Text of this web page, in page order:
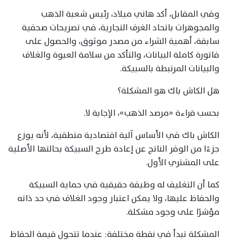
وفي المقابل، أكد هاني ميلاد، رئيس شعبة الذهب
والمجوهرات باتحاد الغرف التجارية، في تصريحات صحفية
سابقة، أهمية الشراء من مصدر موثوق، والحصول على
فاتورة كاملة البيانات، والتأكد من سلامة العبوة والغلاف
والبيانات المرتبطة بالسبيكة.
هل الكاش باك هو المشكلة؟
بحسب قراءة «مرصد الذهب»، الإجابة لا.
الكاش باك في الأساس آلية اقتصادية منطقية، لأنه يوزع
جزءًا من الوفر الناتج عن إعادة طرح السبيكة بحالتها الأصلية
على المشتري الأول.
كما أن التغليف له وظيفة حقيقية في حماية السبيكة
والحفاظ عليها، ولا يمكن اعتبار وجود الغلاف في حد ذاته
مؤشرًا على وجود مشكلة.
المشكلة تبدأ في نقطة مختلفة: عندما تتحول قيمة الحفاظ